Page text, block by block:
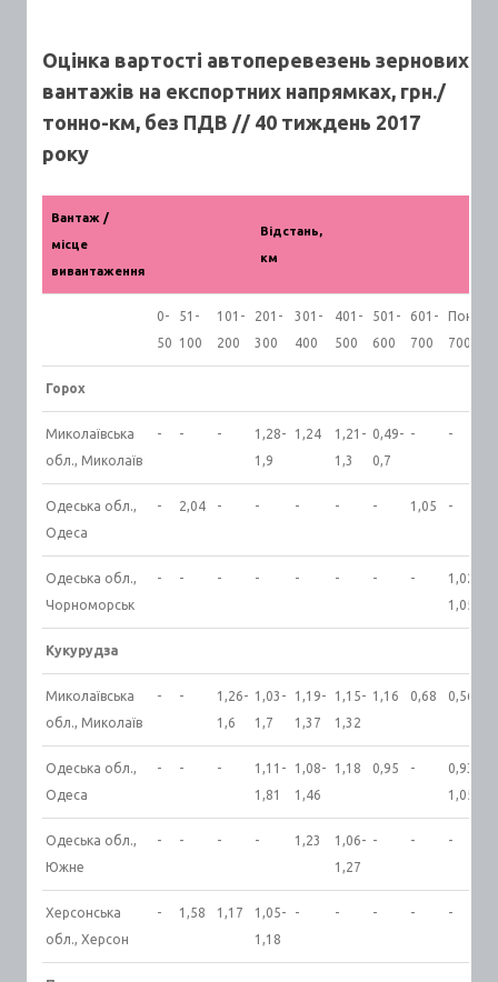
Оцінка вартості автоперевезень зернових
вантажів на експортних напрямках, грн./
тонно-км, без ПДВ // 40 тиждень 2017
року
Вантаж /
місце
вивантаження
Відстань,
км
0-
50
51-
100
101-
200
201-
300
301-
400
401-
500
501-
600
601-
700
Понад
700
Горох
Миколаївська
обл., Миколаїв
- - -
1,28-
1,9
1,24
1,21-
1,3
0,49-
0,7
- -
Одеська обл.,
Одеса
- 2,04 - - - - - 1,05 -
Одеська обл.,
Чорноморськ
- - - - - - - -
1,02-
1,05
Кукурудза
Миколаївська
обл., Миколаїв
- -
1,26-
1,6
1,03-
1,7
1,19-
1,37
1,15-
1,32
1,16 0,68 0,56
Одеська обл.,
Одеса
- - -
1,11-
1,81
1,08-
1,46
1,18 0,95 -
0,93-
1,05
Одеська обл.,
Южне
- - - - 1,23
1,06-
1,27
- - -
Херсонська
обл., Херсон
- 1,58 1,17
1,05-
1,18
- - - - -